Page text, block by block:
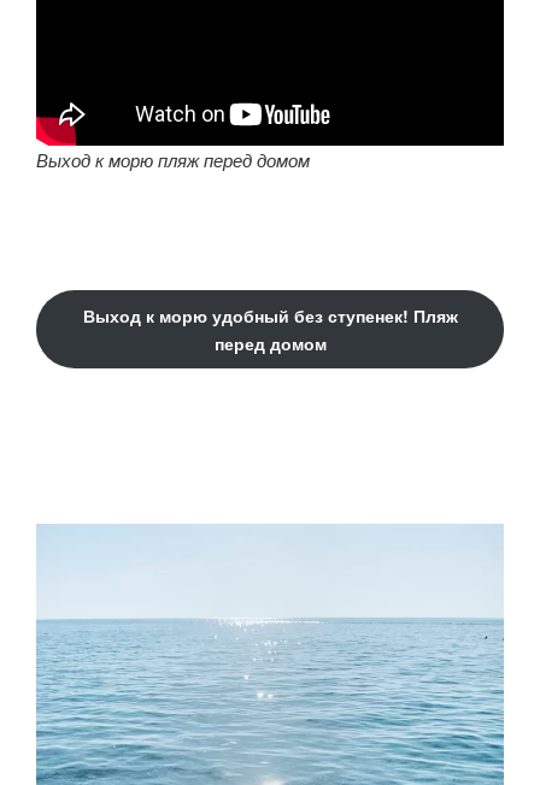
Выход к морю пляж перед домом
Выход к морю удобный без ступенек! Пляж
перед домом